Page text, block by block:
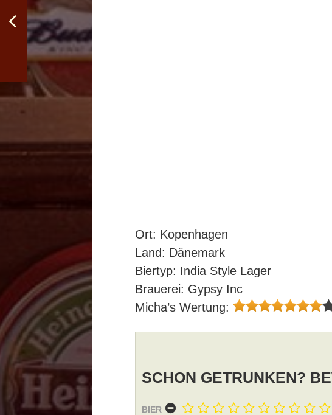
Ort: Kopenhagen
Land: Dänemark
Biertyp: India Style Lager
Brauerei: Gypsy Inc
Micha’s Wertung:
SCHON GETRUNKEN?
BIER